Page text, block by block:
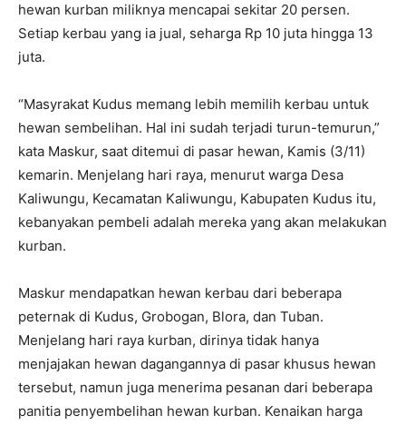
hewan kurban miliknya mencapai sekitar 20 persen.
Setiap kerbau yang ia jual, seharga Rp 10 juta hingga 13
juta.
“Masyrakat Kudus memang lebih memilih kerbau untuk
hewan sembelihan. Hal ini sudah terjadi turun-temurun,”
kata Maskur, saat ditemui di pasar hewan, Kamis (3/11)
kemarin. Menjelang hari raya, menurut warga Desa
Kaliwungu, Kecamatan Kaliwungu, Kabupaten Kudus itu,
kebanyakan pembeli adalah mereka yang akan melakukan
kurban.
Maskur mendapatkan hewan kerbau dari beberapa
peternak di Kudus, Grobogan, Blora, dan Tuban.
Menjelang hari raya kurban, dirinya tidak hanya
menjajakan hewan dagangannya di pasar khusus hewan
tersebut, namun juga menerima pesanan dari beberapa
panitia penyembelihan hewan kurban. Kenaikan harga